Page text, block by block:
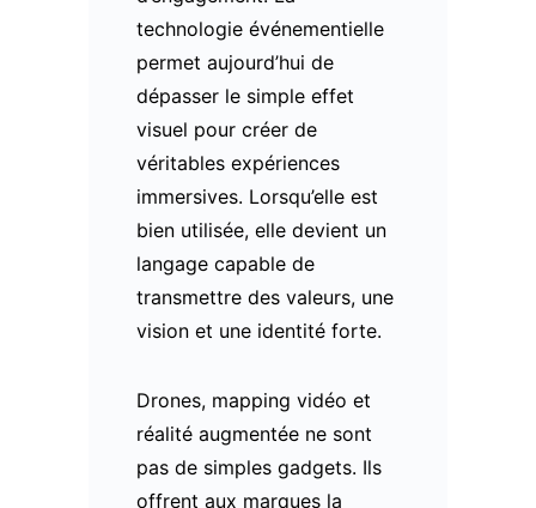
technologie événementielle
permet aujourd’hui de
dépasser le simple effet
visuel pour créer de
véritables expériences
immersives. Lorsqu’elle est
bien utilisée, elle devient un
langage capable de
transmettre des valeurs, une
vision et une identité forte.
Drones, mapping vidéo et
réalité augmentée ne sont
pas de simples gadgets. Ils
offrent aux marques la